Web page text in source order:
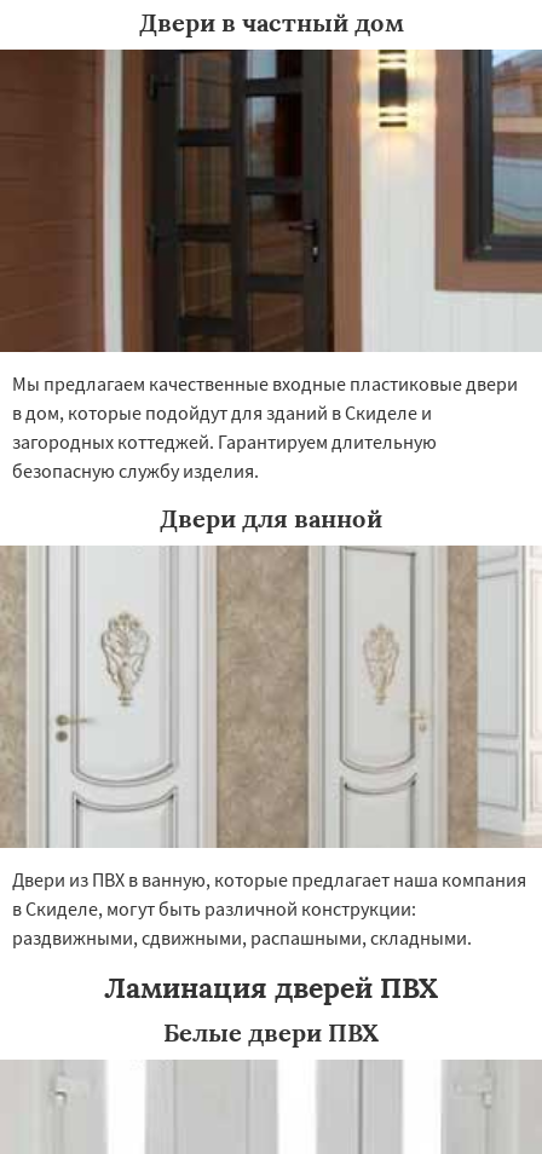
Работаем по
регионам
×
Двери в частный дом
Мы предлагаем качественные входные пластиковые двери
в дом, которые подойдут для зданий в Скиделе и
загородных коттеджей. Гарантируем длительную
безопасную службу изделия.
Двери для ванной
Двери из ПВХ в ванную, которые предлагает наша компания
в Скиделе, могут быть различной конструкции:
раздвижными, сдвижными, распашными, складными.
Ламинация дверей ПВХ
Белые двери ПВХ
УЗНАТЬ ПОДРОБНЕЕ ×